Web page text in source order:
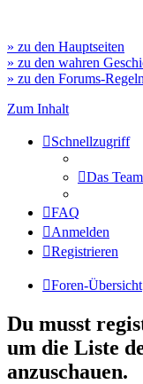
» zu den Hauptseiten
» zu den wahren
» zu den Forums-Regeln
Zum Inhalt
Schnellzugriff
Das Team
FAQ
Anmelden
Registrieren
Foren-Übersicht
Du musst
um die Liste
anzuschauen.